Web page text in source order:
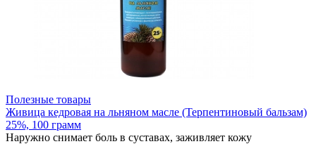
Полезные товары
Живица кедровая на льняном масле (Терпентиновый бальзам)
25%, 100 грамм
Наружно снимает боль в суставах, заживляет кожу